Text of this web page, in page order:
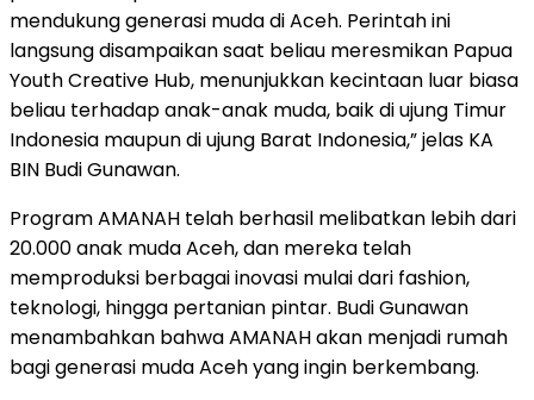
mendukung generasi muda di Aceh. Perintah ini
langsung disampaikan saat beliau meresmikan Papua
Youth Creative Hub, menunjukkan kecintaan luar biasa
beliau terhadap anak-anak muda, baik di ujung Timur
Indonesia maupun di ujung Barat Indonesia,” jelas KA
BIN Budi Gunawan.
Program AMANAH telah berhasil melibatkan lebih dari
20.000 anak muda Aceh, dan mereka telah
memproduksi berbagai inovasi mulai dari fashion,
teknologi, hingga pertanian pintar. Budi Gunawan
menambahkan bahwa AMANAH akan menjadi rumah
bagi generasi muda Aceh yang ingin berkembang.